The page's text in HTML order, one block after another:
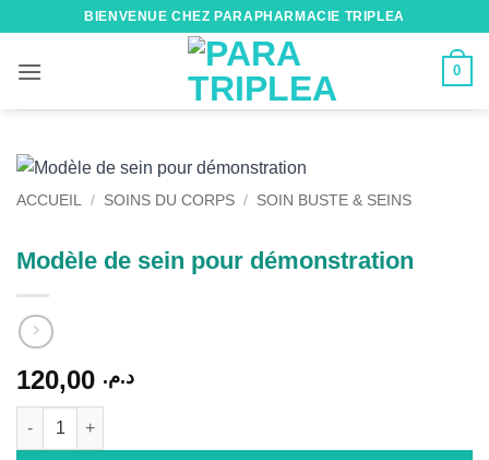
contenu
BIENVENUE CHEZ PARAPHARMACIE TRIPLEA
0
ACCUEIL / SOINS DU CORPS / SOIN BUSTE & SEINS
Modèle de sein pour démonstration
د.م.
quantité de Modèle de sein pour démonstration
Alternative: